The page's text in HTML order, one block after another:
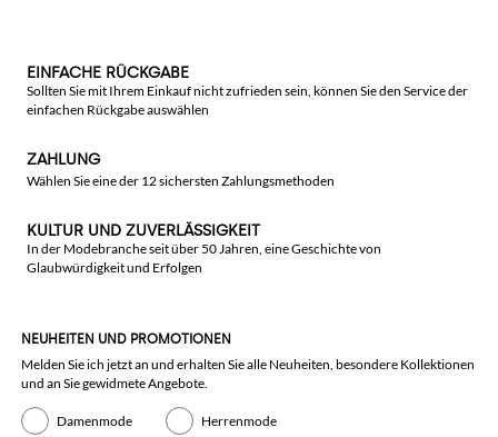
EINFACHE RÜCKGABE
Sollten Sie mit Ihrem Einkauf nicht zufrieden sein, können Sie den Service der
einfachen Rückgabe auswählen
ZAHLUNG
Wählen Sie eine der 12 sichersten Zahlungsmethoden
KULTUR UND ZUVERLÄSSIGKEIT
In der Modebranche seit über 50 Jahren, eine Geschichte von
Glaubwürdigkeit und Erfolgen
NEUHEITEN UND PROMOTIONEN
Melden Sie ich jetzt an und erhalten Sie alle Neuheiten, besondere Kollektionen
und an Sie gewidmete Angebote.
Damenmode Herrenmode